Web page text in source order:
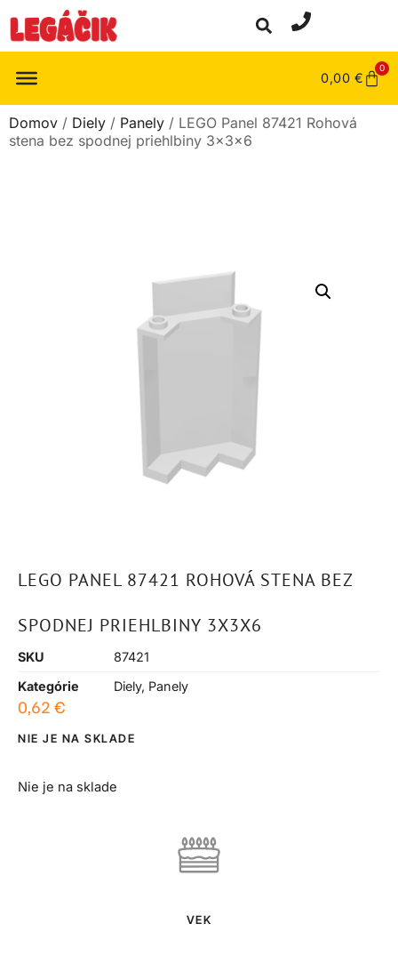
0,00 €
0
Domov / Diely / Panely / LEGO Panel 87421 Rohová
stena bez spodnej priehlbiny 3x3x6
LEGO PANEL 87421 ROHOVÁ STENA BEZ
SPODNEJ PRIEHLBINY 3X3X6
SKU
87421
Kategórie
Diely, Panely
0,62 €
NIE JE NA SKLADE
Nie je na sklade
VEK